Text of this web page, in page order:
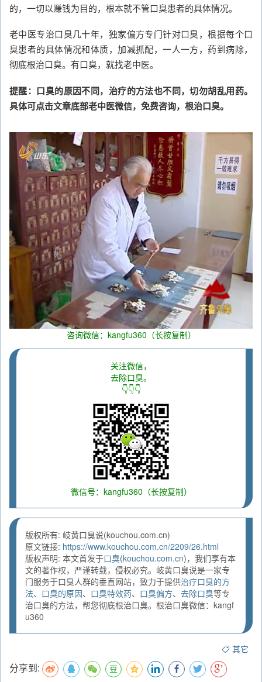
的，一切以赚钱为目的，根本就不管口臭患者的具体情况。
老中医专治口臭几十年，独家偏方专门针对口臭，根据每个口
臭患者的具体情况和体质，加减抓配，一人一方，药到病除，
彻底根治口臭。有口臭，就找老中医。
提醒：口臭的原因不同，治疗的方法也不同，切勿胡乱用药。
具体可点击文章底部老中医微信，免费咨询，根治口臭。
咨询微信：kangfu360（长按复制）
关注微信，
去除口臭。
👇👇👇
微信号：kangfu360（长按复制）
版权所有: 岐黄口臭说(kouchou.com.cn)
原文链接: https://www.kouchou.com.cn/2209/26.html
版权声明: 本文首发于口臭(kouchou.com.cn)，我们享有本
文的著作权，严谨转载，侵权必究。岐黄口臭说是一家专
门服务于口臭人群的垂直网站，致力于提供治疗口臭的方
法、 口臭的原因、 口臭特效药、 口臭偏方、 去除口臭等专
治口臭的方法，帮您彻底根治口臭。根治口臭微信：kangf
u360
其它
分享到: